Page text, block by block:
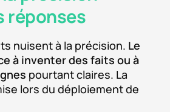
réponses
nuisent à la précision. Le
à inventer des faits ou à
pourtant claires. La
lors du déploiement de